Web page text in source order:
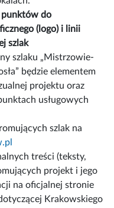
punktów do
(logo) i linii
szlak
szlaku „Mistrzowie-
będzie elementem
projektu oraz
usługowych
szlak na
treści (teksty,
projekt i jego
na oficjalnej stronie
Krakowskiego